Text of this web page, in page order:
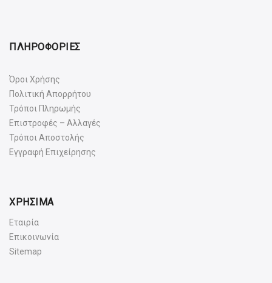
ΠΛΗΡΟΦΟΡΙΕΣ
Όροι Χρήσης
Πολιτική Απορρήτου
Τρόποι Πληρωμής
Επιστροφές – Αλλαγές
Τρόποι Αποστολής
Εγγραφή Επιχείρησης
ΧΡΗΣΙΜΑ
Εταιρία
Επικοινωνία
Sitemap